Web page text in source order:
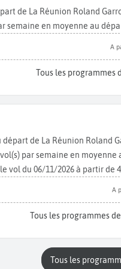
de La Réunion Roland
semaine en moyenne au
A
Tous les
départ de La Réunion Roland
par semaine en
vol du 06/11/2026 à partir de
A
Tous les programmes
Tous les